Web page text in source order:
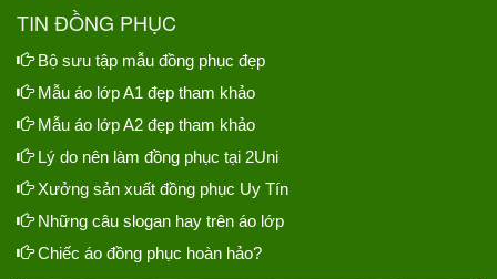
TIN ĐỒNG PHỤC
Bộ sưu tập mẫu đồng phục đẹp
Mẫu áo lớp A1 đẹp tham khảo
Mẫu áo lớp A2 đẹp tham khảo
Lý do nên làm đồng phục tại 2Uni
Xưởng sản xuất đồng phục Uy Tín
Những câu slogan hay trên áo lớp
Chiếc áo đồng phục hoàn hảo?